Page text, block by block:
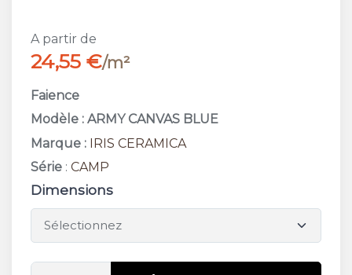
A partir de
24,55 €/m²
Faience
Modèle : ARMY CANVAS BLUE
Marque : IRIS CERAMICA
Série : CAMP
Dimensions